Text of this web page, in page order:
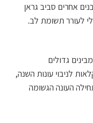
אחרים סביב גראן
לעורר תשומת לב.
גדולים
לניבוי עונות השנה,
העונה הגשומה